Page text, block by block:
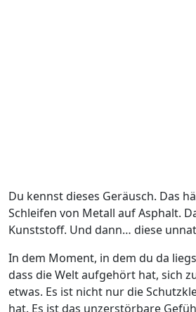
Du kennst dieses Geräusch. Das
Schleifen von Metall auf Asphalt.
Kunststoff. Und dann… diese
In dem Moment, in dem du da
dass die Welt aufgehört hat, sich
etwas. Es ist nicht nur die
hat. Es ist das unzerstörbare